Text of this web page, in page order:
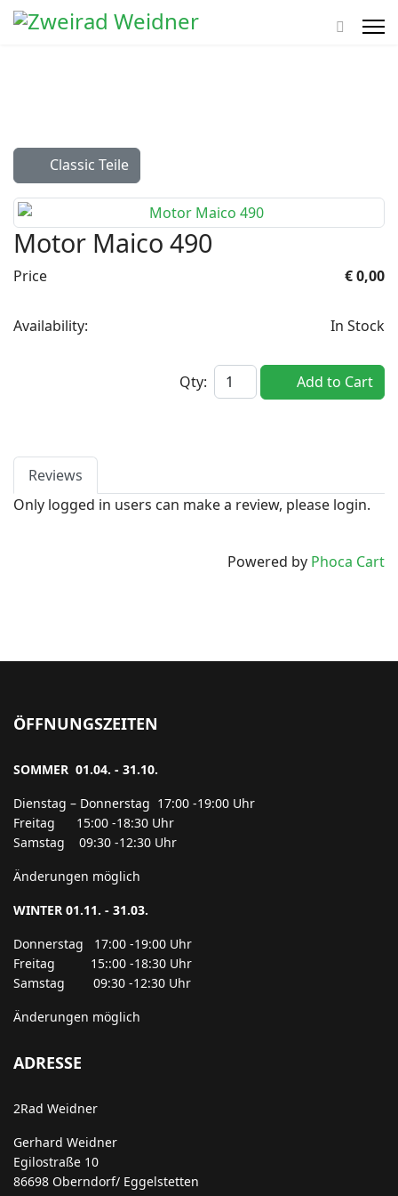
Classic Teile
Motor Maico 490
Price € 0,00
Availability: In Stock
Qty: Add to Cart
Reviews
Only logged in users can make a review, please login.
Powered by Phoca Cart
ÖFFNUNGSZEITEN
SOMMER 01.04. - 31.10.
Dienstag – Donnerstag 17:00 -19:00 Uhr
Freitag 15:00 -18:30 Uhr
Samstag 09:30 -12:30 Uhr
Änderungen möglich
WINTER 01.11. - 31.03.
Donnerstag 17:00 -19:00 Uhr
Freitag 15::00 -18:30 Uhr
Samstag 09:30 -12:30 Uhr
Änderungen möglich
ADRESSE
2Rad Weidner
Gerhard Weidner
Egilostraße 10
86698 Oberndorf/ Eggelstetten